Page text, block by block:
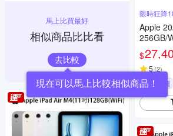
馬上比買最好
相似商品比比看
去比較
現在可以馬上比較相似商品！
限時狂降
Apple
256GB/
$
5(2)
挑戰低價